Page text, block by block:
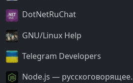
DotNetRuChat
GNU/Linux Help
Telegram Developers
Node.js —